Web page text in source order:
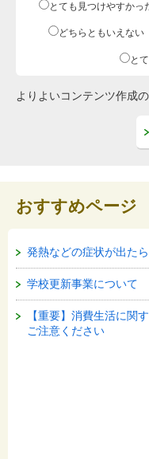
とても見つけやすかっ
どちらともいえない
と
よりよいコンテンツ作成
おすすめページ
発熱などの症状が出たら
学校更新事業について
【重要】消費生活に関
ご注意ください